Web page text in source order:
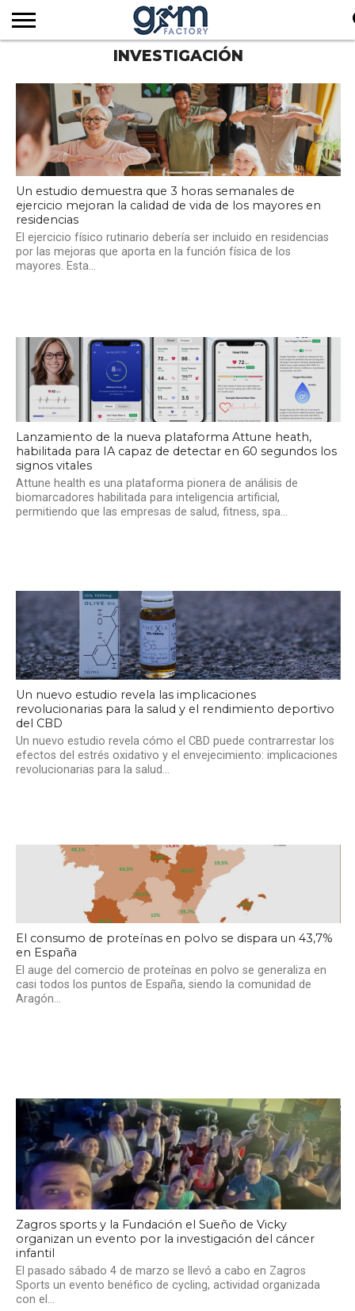
TV
SOCIOS
SECTOR
INVESTIGACIÓN
Un estudio demuestra que 3 horas semanales de
ejercicio mejoran la calidad de vida de los mayores en
residencias
El ejercicio físico rutinario debería ser incluido en residencias
por las mejoras que aporta en la función física de los
mayores. Esta...
Lanzamiento de la nueva plataforma Attune heath,
habilitada para IA capaz de detectar en 60 segundos los
signos vitales
Attune health es una plataforma pionera de análisis de
biomarcadores habilitada para inteligencia artificial,
permitiendo que las empresas de salud, fitness, spa...
Un nuevo estudio revela las implicaciones
revolucionarias para la salud y el rendimiento deportivo
del CBD
Un nuevo estudio revela cómo el CBD puede contrarrestar los
efectos del estrés oxidativo y el envejecimiento: implicaciones
revolucionarias para la salud...
El consumo de proteínas en polvo se dispara un 43,7%
en España
El auge del comercio de proteínas en polvo se generaliza en
casi todos los puntos de España, siendo la comunidad de
Aragón...
Zagros sports y la Fundación el Sueño de Vicky
organizan un evento por la investigación del cáncer
infantil
El pasado sábado 4 de marzo se llevó a cabo en Zagros
Sports un evento benéfico de cycling, actividad organizada
con el...